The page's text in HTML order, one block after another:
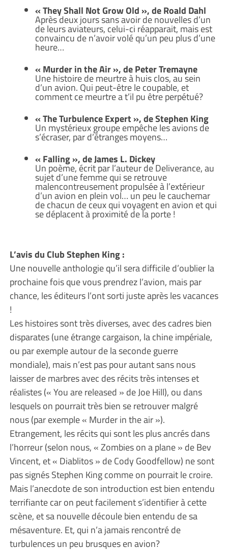
« They Shall Not Grow Old », de Roald Dahl
Après deux jours sans avoir de nouvelles d’un
de leurs aviateurs, celui-ci réapparait, mais est
convaincu de n’avoir volé qu’un peu plus d’une
heure…
« Murder in the Air », de Peter Tremayne
Une histoire de meurtre à huis clos, au sein
d’un avion. Qui peut-être le coupable, et
comment ce meurtre a t’il pu être perpétué?
« The Turbulence Expert », de Stephen King
Un mystérieux groupe empêche les avions de
s’écraser, par d’étranges moyens…
« Falling », de James L. Dickey
Un poème, écrit par l’auteur de Deliverance, au
sujet d’une femme qui se retrouve
malencontreusement propulsée à l’extérieur
d’un avion en plein vol… un peu le cauchemar
de chacun de ceux qui voyagent en avion et qui
se déplacent à proximité de la porte !
L’avis du Club Stephen King :
Une nouvelle anthologie qu’il sera difficile d’oublier la
prochaine fois que vous prendrez l’avion, mais par
chance, les éditeurs l’ont sorti juste après les vacances
!
Les histoires sont très diverses, avec des cadres bien
disparates (une étrange cargaison, la chine impériale,
ou par exemple autour de la seconde guerre
mondiale), mais n’est pas pour autant sans nous
laisser de marbres avec des récits très intenses et
réalistes (« You are released » de Joe Hill), ou dans
lesquels on pourrait très bien se retrouver malgré
nous (par exemple « Murder in the air »).
Etrangement, les récits qui sont les plus ancrés dans
l’horreur (selon nous, « Zombies on a plane » de Bev
Vincent, et « Diablitos » de Cody Goodfellow) ne sont
pas signés Stephen King comme on pourrait le croire.
Mais l’anecdote de son introduction est bien entendu
terrifiante car on peut facilement s’identifier à cette
scène, et sa nouvelle découle bien entendu de sa
mésaventure. Et, qui n’a jamais rencontré de
turbulences un peu brusques en avion?